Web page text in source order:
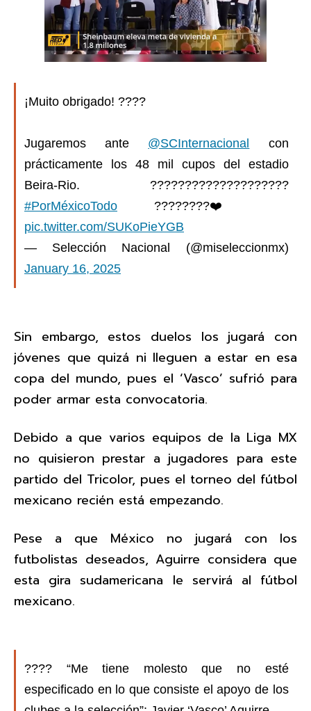
¡Muito obrigado! ????
Jugaremos ante @SCInternacional
con
prácticamente los 48 mil cupos del estadio
Beira-Rio. ????????????????????
#PorMéxicoTodo ????????❤️
pic.twitter.com/SUKoPieYGB
— Selección Nacional (@miseleccionmx)
January 16, 2025
Sin embargo, estos duelos los jugará con
jóvenes que quizá ni lleguen a estar en esa
copa del mundo, pues el ‘Vasco’ sufrió para
poder armar esta convocatoria.
Debido a que varios equipos de la Liga MX
no quisieron prestar a jugadores para este
partido del Tricolor, pues el torneo del fútbol
mexicano recién está empezando.
Pese a que México no jugará con los
futbolistas deseados, Aguirre considera que
esta gira sudamericana le servirá al fútbol
mexicano.
???? “Me tiene molesto que no esté
especificado en lo que consiste el apoyo de los